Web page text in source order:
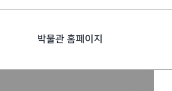
박물관 홈페이지